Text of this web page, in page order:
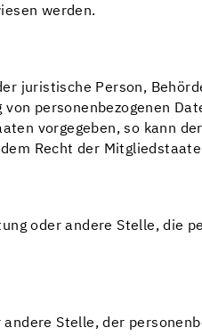
werden.
juristische Person,
personenbezogenen
vorgegeben, so kann
Recht der
oder andere Stelle, die
Stelle, der